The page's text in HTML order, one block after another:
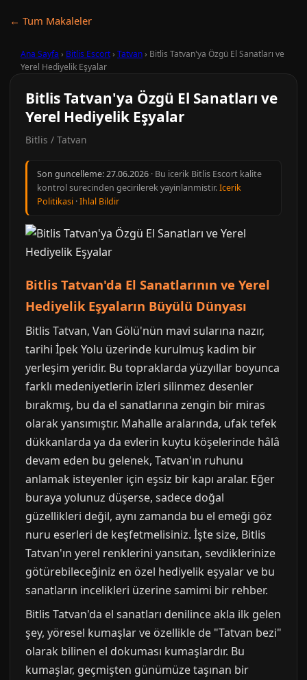
← Tum Makaleler
Ana Sayfa › Bitlis Escort› Tatvan› Bitlis Tatvan'ya Özgü El Sanatları ve
Yerel Hediyelik Eşyalar
Bitlis Tatvan'ya Özgü El Sanatları ve
Yerel Hediyelik Eşyalar
Bitlis / Tatvan
Son guncelleme:27.06.2026 · Bu icerik Bitlis Escort kalite
kontrol surecinden gecirilerek yayinlanmistir.Icerik
Politikasi ·Ihlal Bildir
Bitlis Tatvan'da El Sanatlarının ve Yerel
Hediyelik Eşyaların Büyülü Dünyası
Bitlis Tatvan, Van Gölü'nün mavi sularına nazır,
tarihi İpek Yolu üzerinde kurulmuş kadim bir
yerleşim yeridir. Bu topraklarda yüzyıllar boyunca
farklı medeniyetlerin izleri silinmez desenler
bırakmış, bu da el sanatlarına zengin bir miras
olarak yansımıştır. Mahalle aralarında, ufak tefek
dükkanlarda ya da evlerin kuytu köşelerinde hâlâ
devam eden bu gelenek, Tatvan'ın ruhunu
anlamak isteyenler için eşsiz bir kapı aralar. Eğer
buraya yolunuz düşerse, sadece doğal
güzellikleri değil, aynı zamanda bu el emeği göz
nuru eserleri de keşfetmelisiniz. İşte size, Bitlis
Tatvan'ın yerel renklerini yansıtan, sevdiklerinize
götürebileceğiniz en özel hediyelik eşyalar ve bu
sanatların incelikleri üzerine samimi bir rehber.
Bitlis Tatvan'da el sanatları denilince akla ilk gelen
şey, yöresel kumaşlar ve özellikle de "Tatvan bezi"
olarak bilinen el dokuması kumaşlardır. Bu
kumaşlar, geçmişten günümüze taşınan bir